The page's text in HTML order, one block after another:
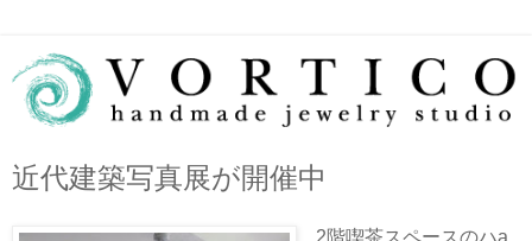
近代建築写真展が開催中
2階喫茶スペースのハa